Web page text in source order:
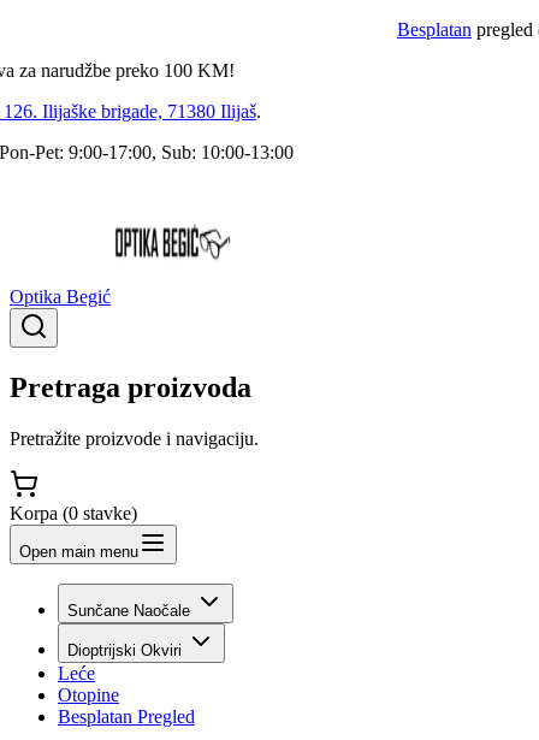
Besplatan pregled
narudžbe preko 100 KM!
Ilijaške brigade, 71380 Ilijaš.
9:00-17:00, Sub: 10:00-13:00
Optika Begić
Pretraga proizvoda
Pretražite proizvode i navigaciju.
Korpa (0 stavke)
Open main menu
Sunčane Naočale
Dioptrijski Okviri
Leće
Otopine
Besplatan Pregled